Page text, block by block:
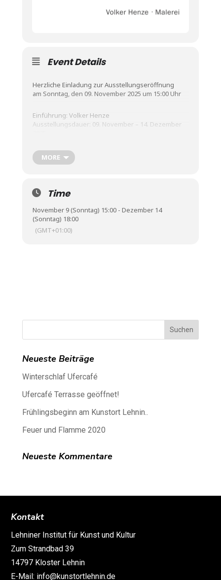
Event Details
Herzliche Einladung zur Ausstellungseröffnung
am Sonntag, den 09. November 2025 um 15:00 Uhr
Einführung: Volker Henze
Ausstellungsdauer: 09. November – 14. Dezember
Das Ufercafé ist geöffnet.
Die Einladungskarte als PDF zum Download.
MORE
Time
November 9 (Sonntag) 15:00 - Dezember 14
(Sonntag) 18:00
(GMT+01:00)
Neueste Beiträge
Winterschlaf Ufercafé
Ufercafé Terrasse geöffnet!
Frühlingsbeginn am Kunstort Lehnin..
Feuer und Flamme 2020
Neueste Kommentare
Kontakt
Lehniner Institut für Kunst und Kultur
Zum Strandbad 39
14797 Kloster Lehnin
E-Mail: info@kunstortlehnin.de